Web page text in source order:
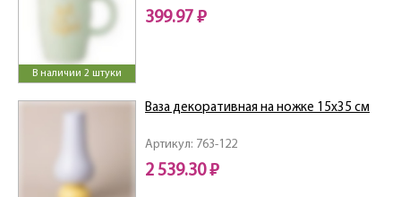
В наличии 2 штуки
399.97 ₽
Артикул: 763-122
Ваза декоративная на ножке 15х35 см
2 539.30 ₽